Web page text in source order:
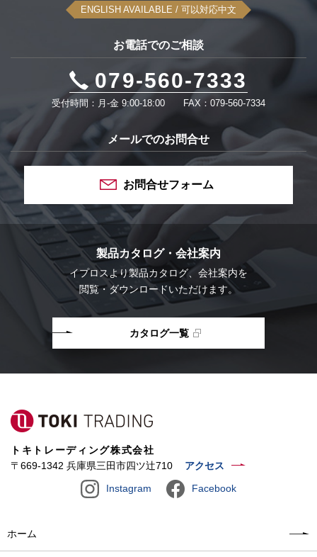
ENGLISH AVAILABLE / 可以対応中文
お電話でのご相談
079-560-7333
受付時間：月-金 9:00-18:00 FAX：079-560-7334
メールでのお問合せ
お問合せフォーム
製品カタログ・会社案内
イプロスより製品カタログ、会社案内を
閲覧・ダウンロードいただけます。
カタログ一覧
トキトレーディング株式会社
〒669-1342 兵庫県三田市四ツ辻710
アクセス
Instagram Facebook
ホーム